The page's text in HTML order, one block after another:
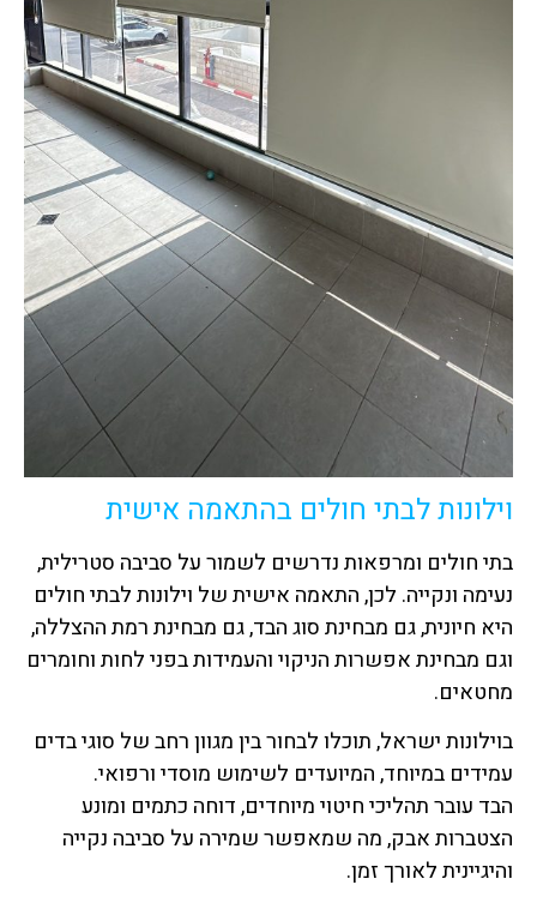
וילונות לבתי חולים בהתאמה אישית
בתי חולים ומרפאות נדרשים לשמור על סביבה סטרילית,
נעימה ונקייה. לכן, התאמה אישית של וילונות לבתי חולים
היא חיונית, גם מבחינת סוג הבד, גם מבחינת רמת ההצללה,
וגם מבחינת אפשרות הניקוי והעמידות בפני לחות וחומרים
מחטאים.
בוילונות ישראל, תוכלו לבחור בין מגוון רחב של סוגי בדים
עמידים במיוחד, המיועדים לשימוש מוסדי ורפואי.
הבד עובר תהליכי חיטוי מיוחדים, דוחה כתמים ומונע
הצטברות אבק, מה שמאפשר שמירה על סביבה נקייה
והיגיינית לאורך זמן.